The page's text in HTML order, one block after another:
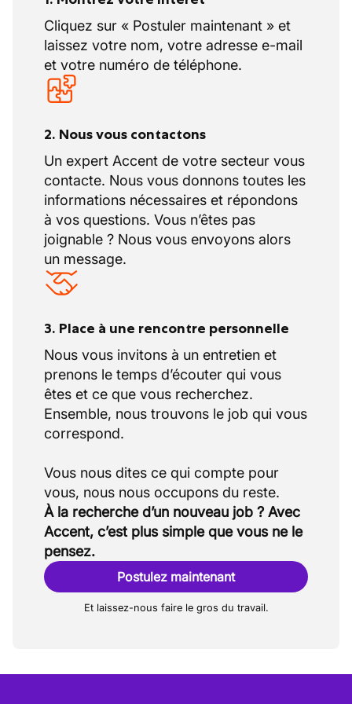
Cliquez sur « Postuler maintenant » et
laissez votre nom, votre adresse e-mail
et votre numéro de téléphone.
2. Nous vous contactons
Un expert Accent de votre secteur vous
contacte. Nous vous donnons toutes les
informations nécessaires et répondons
à vos questions. Vous n’êtes pas
joignable ? Nous vous envoyons alors
un message.
3. Place à une rencontre personnelle
Nous vous invitons à un entretien et
prenons le temps d’écouter qui vous
êtes et ce que vous recherchez.
Ensemble, nous trouvons le job qui vous
correspond.
Vous nous dites ce qui compte pour
À la recherche d’un nouveau job ? Avec
Accent, c’est plus simple que vous ne le
pensez.
Postulez maintenant
Et laissez-nous faire le gros du travail.